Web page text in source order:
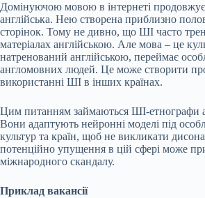
Домінуючою мовою в інтернеті
англійська. Нею створена приблизно
сторінок. Тому не дивно, що ШІ часто
матеріалах англійською. Але мова – це
натренований англійською, переймає
англомовних людей. Це може створити
використанні ШІ в інших країнах.
Цим питанням займаються ШІ-етнографи
Вони адаптують нейронні моделі під
культур та країн, щоб не викликати
потенційно упущення в цій сфері може
міжнародного скандалу.
Приклад вакансії